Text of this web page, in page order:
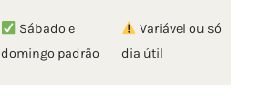
Sábado e
domingo padrão
Variável ou só
dia útil